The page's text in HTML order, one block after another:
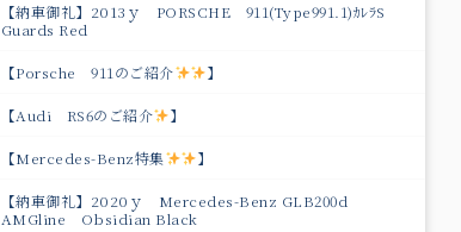
【納車御礼】2013ｙ PORSCHE 911(Type991.1)ｶﾚﾗS
Guards Red
【Porsche 911のご紹介 】
【Audi RS6のご紹介 】
【Mercedes-Benz特集 】
【納車御礼】2020ｙ Mercedes-Benz GLB200d
AMGline Obsidian Black